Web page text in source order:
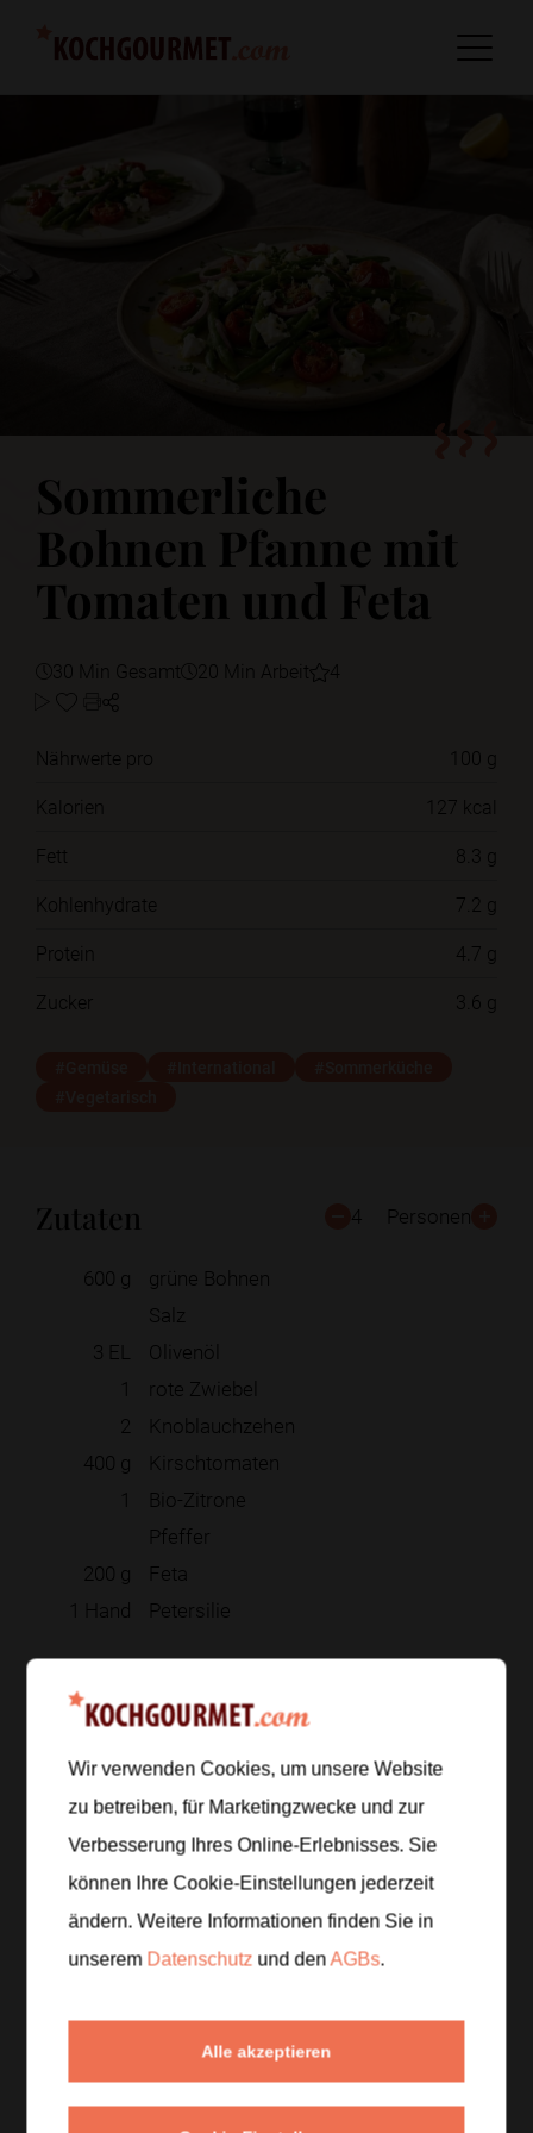
Sommerliche
Bohnen Pfanne mit
Tomaten und Feta
30 Min Gesamt 20 Min Arbeit 4
Nährwerte pro
100 g
Kalorien
127 kcal
Fett
8.3 g
Kohlenhydrate
7.2 g
Protein
4.7 g
Zucker
3.6 g
Zutaten 4 Personen
600 g
grüne Bohnen
Salz
3 EL
Olivenöl
1
rote Zwiebel
2
Knoblauchzehen
400 g
Kirschtomaten
1
Bio-Zitrone
Pfeffer
200 g
Feta
1 Hand Petersilie
Zubereitung
Schritt 1/5
Bohnen putzen und in Salzwasser6 bis 8 Minuten
bissfest kochen. Danach abgießen und kalt
abschrecken, damit sie ihre Farbe behalten.
Kirschtomaten halbieren, Zwiebel in Streifen
schneiden und Knoblauch fein hacken. Petersilie
Wir verwenden Cookies, um unsere Website
zu betreiben, für Marketingzwecke und zur
Verbesserung Ihres Online-Erlebnisses. Sie
können Ihre Cookie-Einstellungen jederzeit
ändern. Weitere Informationen finden Sie in
unserem Datenschutz und denAGBs.
Alle akzeptieren